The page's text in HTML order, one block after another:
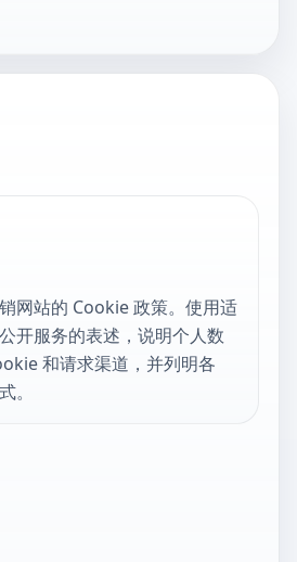
网站的 Cookie 政策。使用适
开服务的表述，说明个人数
和请求渠道，并列明各
。